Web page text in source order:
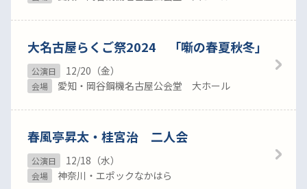
大名古屋らくご祭2024 「噺の春夏秋冬」
公演日 12/20（金）
会場 愛知・岡谷鋼機名古屋公会堂 大ホール
春風亭昇太・桂宮治 二人会
公演日 12/18（水）
会場 神奈川・エポックなかはら